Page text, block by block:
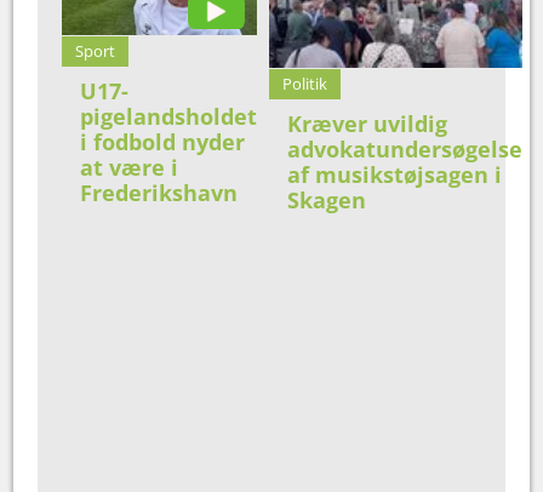
Sport
U17-
pigelandsholdet
i fodbold nyder
at være i
Frederikshavn
Politik
Kræver uvildig
advokatundersøgelse
af musikstøjsagen i
Skagen